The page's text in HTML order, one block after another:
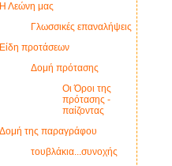
Η Λεώνη μας
Γλωσσικές επαναλήψεις
Είδη προτάσεων
Δομή πρότασης
Οι Όροι της
πρότασης -
παίζοντας
Δομή της παραγράφου
τουβλάκια...συνοχής